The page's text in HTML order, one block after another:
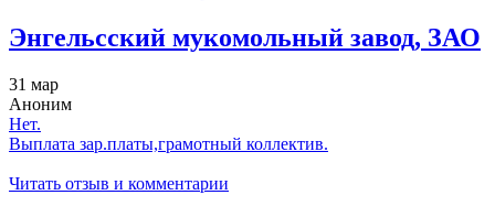
Энгельсский мукомольный завод, ЗАО
31 мар
Аноним
Нет.
Выплата зар.платы,грамотный коллектив.
Читать отзыв и комментарии